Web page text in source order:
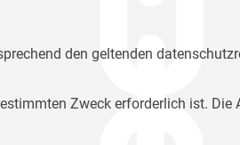
den geltenden
Zweck erforderlich ist.